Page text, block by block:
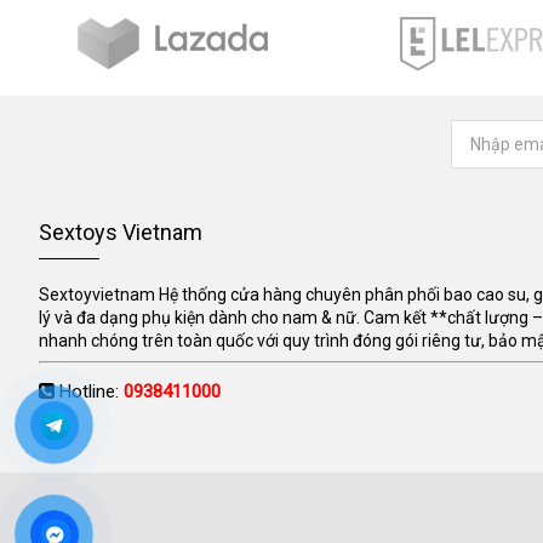
Sextoys Vietnam
Sextoyvietnam Hệ thống cửa hàng chuyên phân phối bao cao su,
lý và đa dạng phụ kiện dành cho nam & nữ. Cam kết **chất lượng
nhanh chóng trên toàn quốc với quy trình đóng gói riêng tư, bảo
Hotline: 0938411000